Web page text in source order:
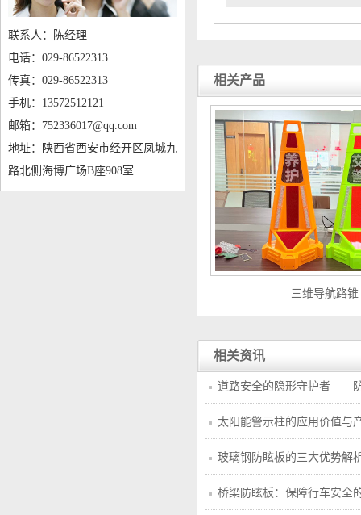
联系人：陈经理
电话：029-86522313
传真：029-86522313
手机：13572512121
邮箱：752336017@qq.com
地址：陕西省西安市经开区凤城九
路北侧海博广场B座908室
相关产品
三维导航路锥
相关资讯
道路安全的隐形守护者——
太阳能警示柱的应用价值与
玻璃钢防眩板的三大优势解
桥梁防眩板：保障行车安全